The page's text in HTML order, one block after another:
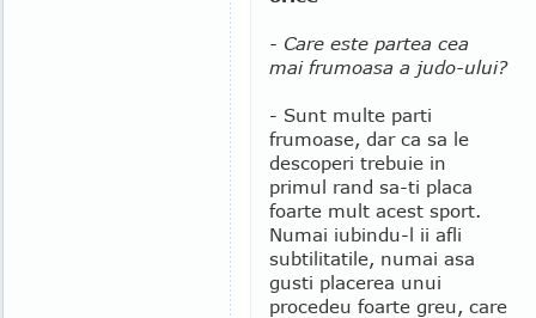
- Care este partea cea
mai frumoasa a judo-ului?
- Sunt multe parti
frumoase, dar ca sa le
descoperi trebuie in
primul rand sa-ti placa
foarte mult acest sport.
Numai iubindu-l ii afli
subtilitatile, numai asa
gusti placerea unui
procedeu foarte greu, care